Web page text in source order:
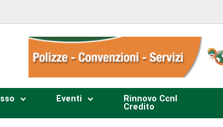
Eventi
Rinnovo Ccnl
Credito